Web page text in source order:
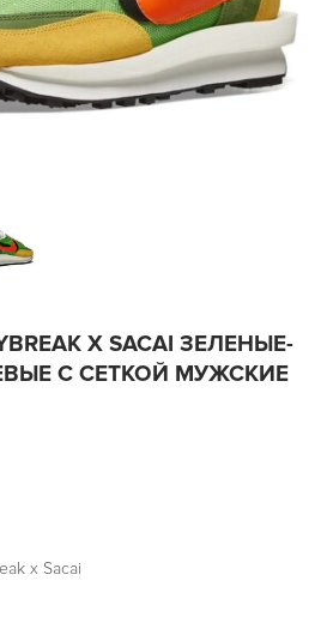
X SACAI ЗЕЛЕНЫЕ-
С СЕТКОЙ МУЖСКИЕ
x Sacai